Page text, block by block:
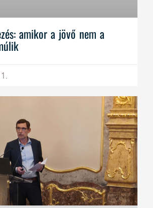
amikor a jövő nem a